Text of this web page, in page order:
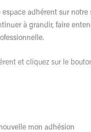
espace adhérent sur notre
à grandir, faire
et cliquez sur le
mon adhésion